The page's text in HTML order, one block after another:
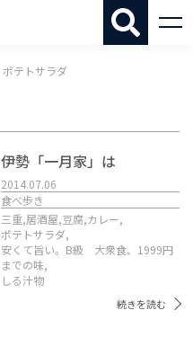
ポテトサラダ
伊勢「一月家」は
2014.07.06
食べ歩き
三重,居酒屋,豆腐,カレー,
ポテトサラダ,
安くて旨い。B級 大衆食、1999円
までの味,
しる汁物
続きを読む